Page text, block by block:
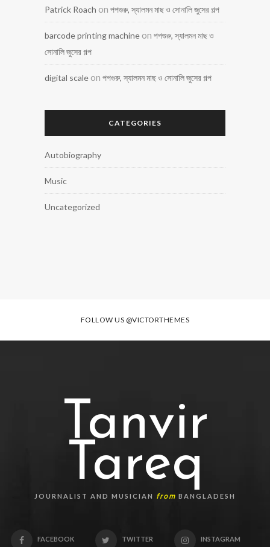
Patrick Roach on পপগুরু, স্যালমন মাছ ও সোনালি জুসের গল্প
barcode printing machine on পপগুরু, স্যালমন মাছ ও
সোনালি জুসের গল্প
digital scale on পপগুরু, স্যালমন মাছ ও সোনালি জুসের গল্প
CATEGORIES
Autobiography
Music
Uncategorized
FOLLOW US @VICTORTHEMES
Tanvir
Tareq
JOURNALIST AND MUSICIAN from BANGLADESH
FACEBOOK TWITTER INSTAGRAM